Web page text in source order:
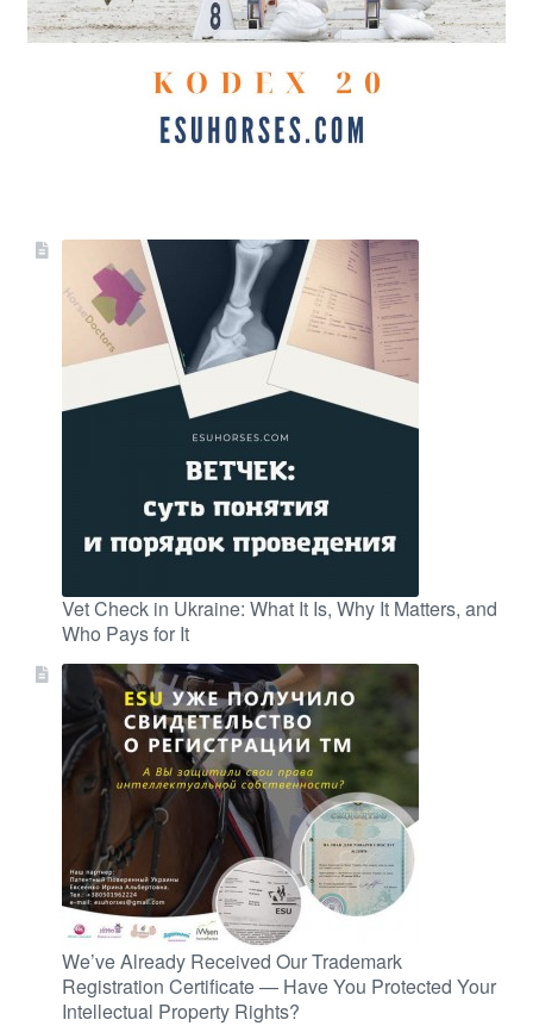
Vet Check in Ukraine: What It Is, Why It Matters, and
Who Pays for It
We’ve Already Received Our Trademark
Registration Certificate — Have You Protected Your
Intellectual Property Rights?